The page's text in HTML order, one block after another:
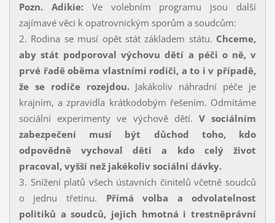
Pozn. Adikie: Ve volebním programu jsou další
zajímavé věci k opatrovnickým sporům a soudcům:
2. Rodina se musí opět stát základem státu. Chceme,
aby stát podporoval výchovu dětí a péči o ně, v
prvé řadě oběma vlastními rodiči, a to i v případě,
že se rodiče rozejdou.Jakákoliv náhradní péče je
krajním, a zpravidla krátkodobým řešením. Odmítáme
sociální experimenty ve výchově dětí. V sociálním
zabezpečení musí být důchod toho, kdo
odpovědně vychoval děti a kdo celý život
pracoval, vyšší než jakékoliv sociální dávky.
3. Snížení platů všech ústavních činitelů včetně soudců
o jednu třetinu. Přímá volba a odvolatelnost
politiků a soudců, jejich hmotná i trestněprávní